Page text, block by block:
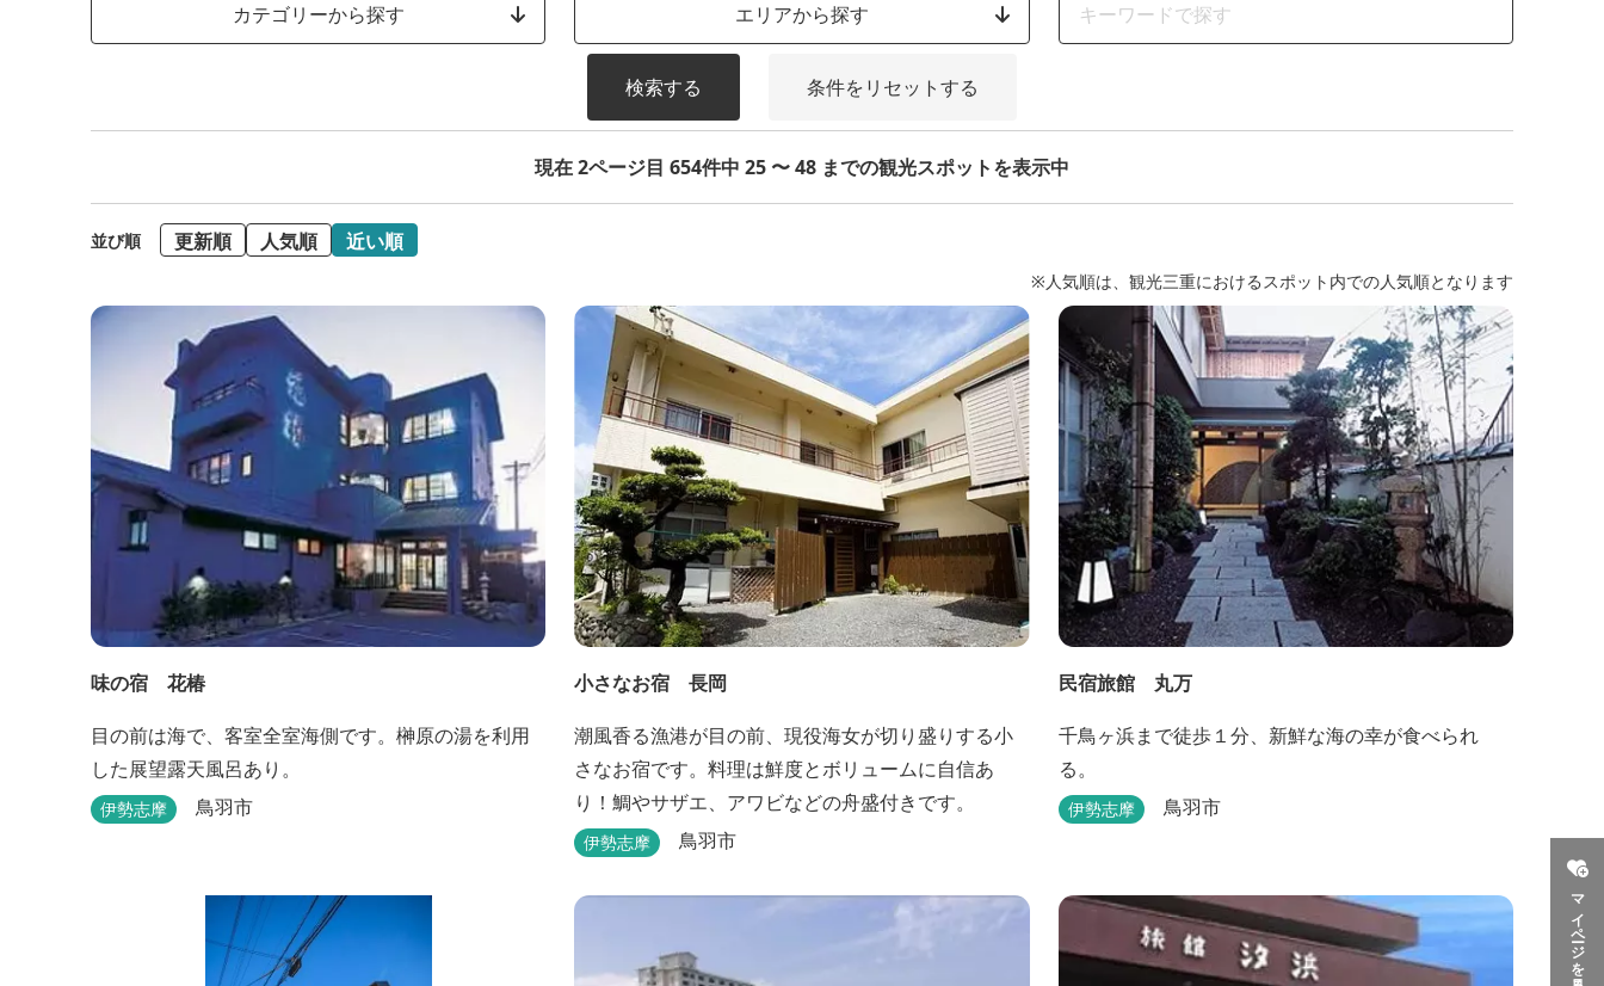
マイページを見る
カテゴリーから探す エリアから探す
検索する 条件をリセットする
現在 2ページ目 654件中 25 〜 48 までの観光スポットを表示中
並び順 更新順 人気順 近い順
※人気順は、観光三重におけるスポット内での人気順となります
味の宿 花椿
目の前は海で、客室全室海側です。榊原の湯を利用
した展望露天風呂あり。
伊勢志摩 鳥羽市
小さなお宿 長岡
潮風香る漁港が目の前、現役海女が切り盛りする小
さなお宿です。料理は鮮度とボリュームに自信あ
り！鯛やサザエ、アワビなどの舟盛付きです。
伊勢志摩 鳥羽市
民宿旅館 丸万
千鳥ヶ浜まで徒歩１分、新鮮な海の幸が食べられ
る。
伊勢志摩 鳥羽市